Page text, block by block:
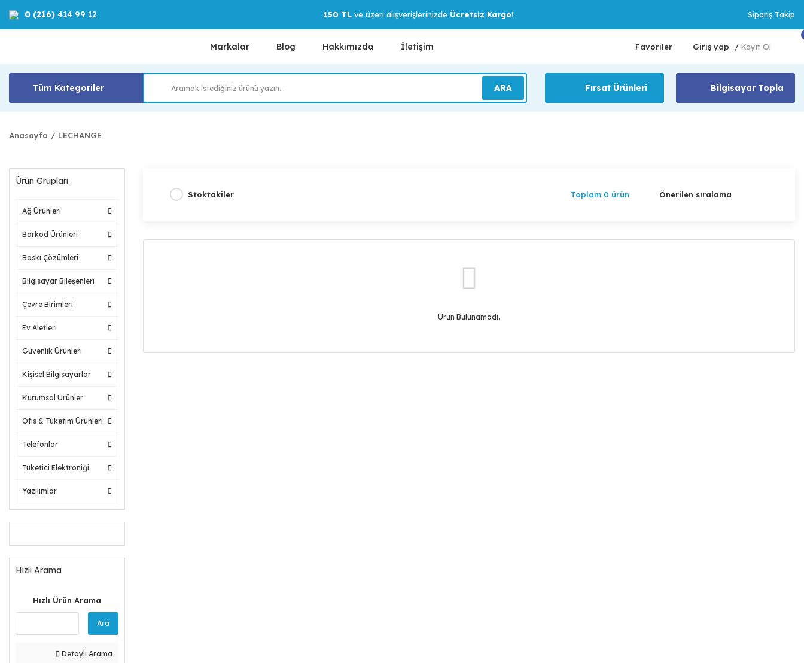
0 (216) 414 99 12 150 TLve üzeri alışverişlerinizde Ücretsiz Kargo! Sipariş Takip
Markalar Blog Hakkımızda İletişim Favoriler Giriş yap / Kayıt Ol
Tüm Kategoriler ARA Fırsat Ürünleri Bilgisayar Topla
Anasayfa LECHANGE
Ürün Grupları
Ağ Ürünleri
Barkod Ürünleri
Baskı Çözümleri
Bilgisayar Bileşenleri
Çevre Birimleri
Ev Aletleri
Güvenlik Ürünleri
Kişisel Bilgisayarlar
Kurumsal Ürünler
Ofis & Tüketim Ürünleri
Telefonlar
Tüketici Elektroniği
Yazılımlar
Hızlı Arama
Hızlı Ürün Arama
Ara
Detaylı Arama
Stoktakiler Toplam 0 ürün
Ürün Bulunamadı.